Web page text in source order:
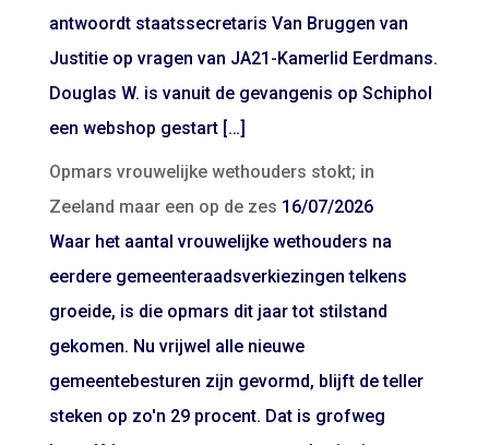
antwoordt staatssecretaris Van Bruggen van
Justitie op vragen van JA21-Kamerlid Eerdmans.
Douglas W. is vanuit de gevangenis op Schiphol
een webshop gestart […]
Opmars vrouwelijke wethouders stokt; in
Zeeland maar een op de zes 16/07/2026
Waar het aantal vrouwelijke wethouders na
eerdere gemeenteraadsverkiezingen telkens
groeide, is die opmars dit jaar tot stilstand
gekomen. Nu vrijwel alle nieuwe
gemeentebesturen zijn gevormd, blijft de teller
steken op zo'n 29 procent. Dat is grofweg